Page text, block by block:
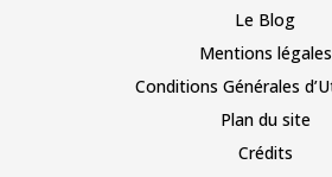
Le Blog
Mentions légales
Conditions Générales
Plan du site
Crédits